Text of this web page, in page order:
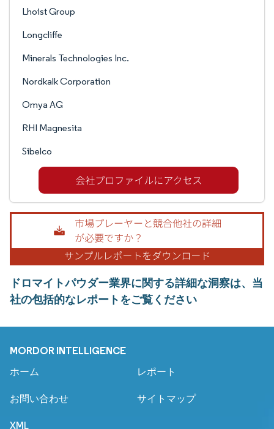
Lhoist Group
Longcliffe
Minerals Technologies Inc.
Nordkalk Corporation
Omya AG
RHI Magnesita
Sibelco
ドロマイトパウダー業界に関する詳細な洞察は、当
社の包括的なレポートをご覧ください
MORDOR INTELLIGENCE
ホーム レポート
お問い合わせ サイトマップ
XML